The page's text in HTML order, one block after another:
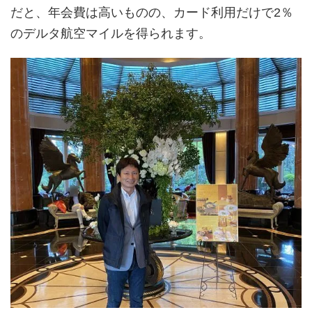
だと、年会費は高いものの、カード利用だけで2％
のデルタ航空マイルを得られます。